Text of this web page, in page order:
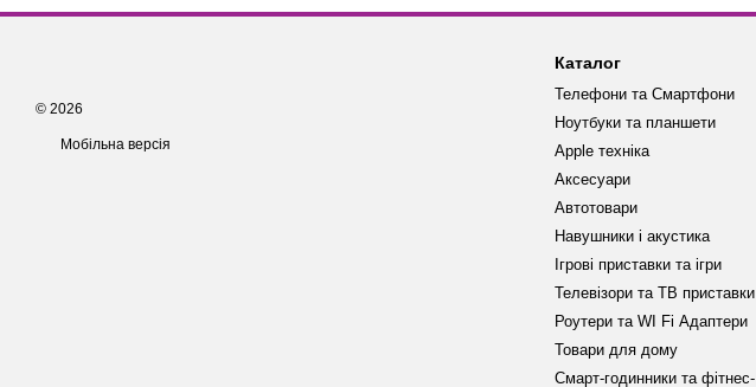
© 2026
Мобільна версія
Каталог
Телефони та Смартфони
Ноутбуки та планшети
Apple техніка
Аксесуари
Автотовари
Навушники і акустика
Ігрові приставки та ігри
Телевізори та ТВ приставки
Роутери та WI Fi Адаптери
Товари для дому
Смарт-годинники та фітнес-